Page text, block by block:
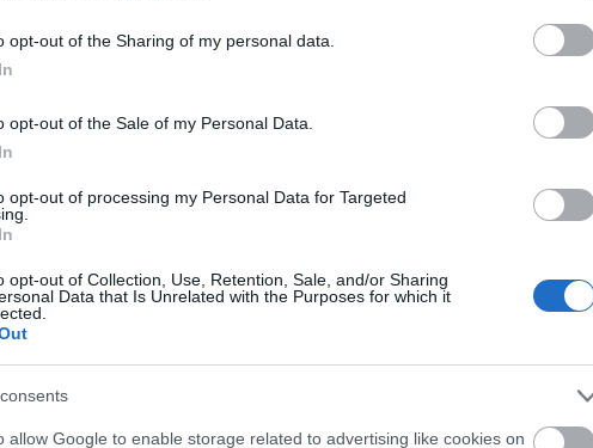
opt-out of the Sharing of my personal data.
opt-out of the Sale of my Personal Data.
opt-out of processing my Personal Data for Targeted
opt-out of Collection, Use, Retention, Sale, and/or Sharing
Data that Is Unrelated with the Purposes for which it
allow Google to enable storage related to advertising like cookies on
περιβάλλοντος μπορεί να βοηθήσει. Το πολύ παγωμένο νερό,
τη θερμοκρασία του για να αντιδράσει στο κρύο.